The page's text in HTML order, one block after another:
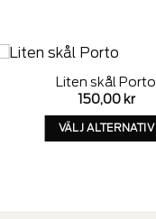
Liten skål Porto
150,00 kr
VÄLJ ALTERNATIV